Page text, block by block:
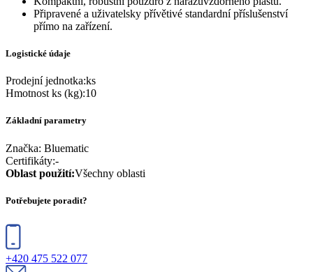
Připravené a uživatelsky přívětivé standardní příslušenství
přímo na zařízení.
Logistické údaje
Prodejní jednotka:ks
Hmotnost ks (kg):10
Základní parametry
Značka: Bluematic
Certifikáty:-
Oblast použití:Všechny oblasti
Potřebujete poradit?
+420 475 522 077